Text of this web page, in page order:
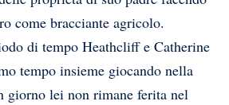
come bracciante agricolo.
di tempo Heathcliff e Catherine
tempo insieme giocando nella
giorno lei non rimane ferita nel